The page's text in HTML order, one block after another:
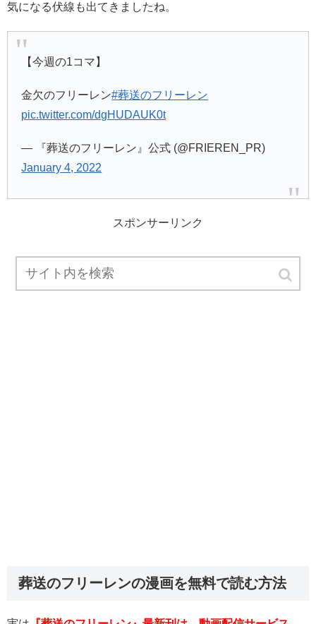
気になる伏線も出てきましたね。
【今週の1コマ】
金欠のフリーレン#葬送のフリーレン
pic.twitter.com/dgHUDAUK0t
— 『葬送のフリーレン』公式 (@FRIEREN_PR)
January 4, 2022
スポンサーリンク
葬送のフリーレンの漫画を無料で読む方法